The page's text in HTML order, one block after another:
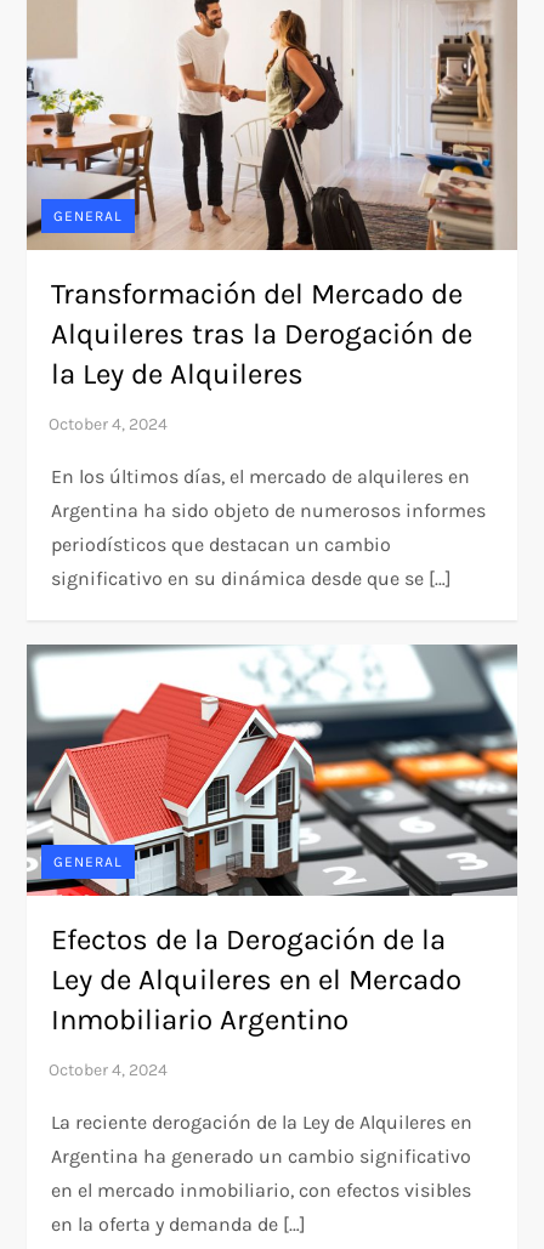
GENERAL
Transformación del Mercado de
Alquileres tras la Derogación de
la Ley de Alquileres
En los últimos días, el mercado de alquileres en
Argentina ha sido objeto de numerosos informes
periodísticos que destacan un cambio
significativo en su dinámica desde que se […]
GENERAL
Efectos de la Derogación de la
Ley de Alquileres en el Mercado
Inmobiliario Argentino
La reciente derogación de la Ley de Alquileres en
Argentina ha generado un cambio significativo
en el mercado inmobiliario, con efectos visibles
en la oferta y demanda de […]